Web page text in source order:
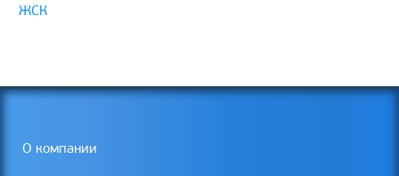
ЖСК
О компании